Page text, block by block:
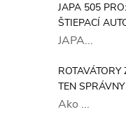
JAPA 505
ŠTIEPACÍ
JAPA...
TEN
Ako ...